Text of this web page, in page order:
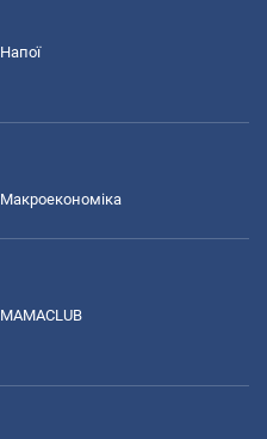
Напої
Макроекономіка
MAMACLUB